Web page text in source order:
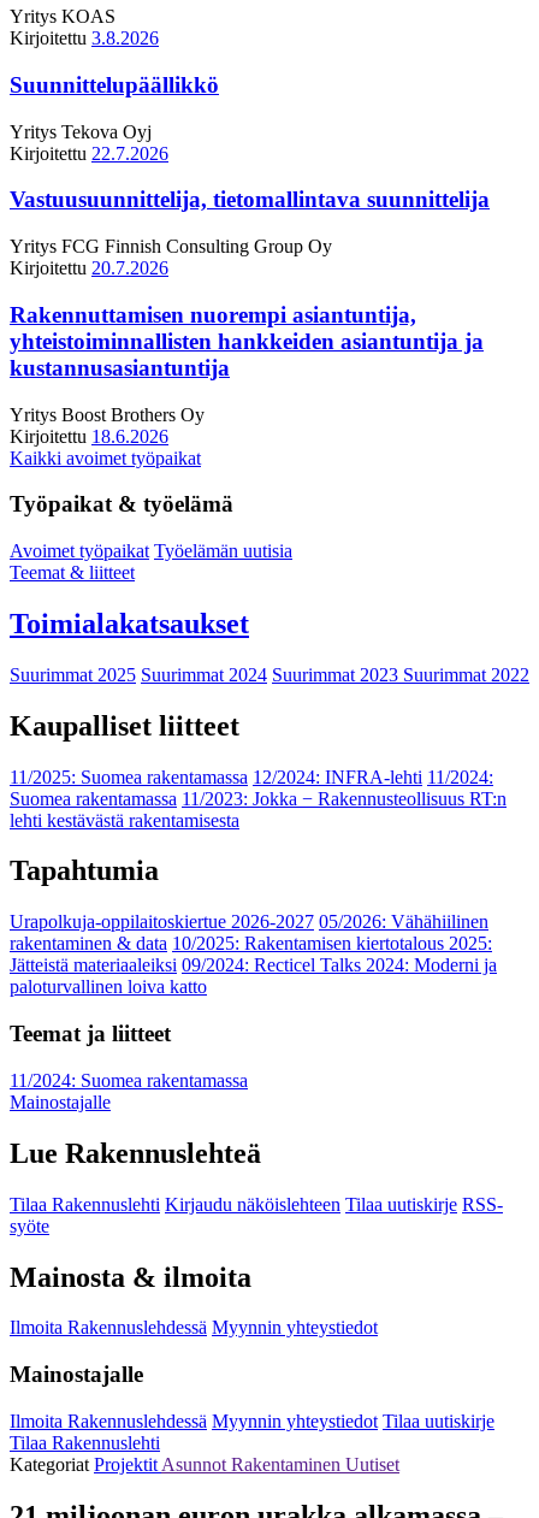
Yritys KOAS
Kirjoitettu 3.8.2026
Suunnittelupäällikkö
Yritys Tekova Oyj
Kirjoitettu 22.7.2026
Vastuusuunnittelija, tietomallintava suunnittelija
Yritys FCG Finnish Consulting Group Oy
Kirjoitettu 20.7.2026
Rakennuttamisen nuorempi asiantuntija,
yhteistoiminnallisten hankkeiden asiantuntija ja
kustannusasiantuntija
Yritys Boost Brothers Oy
Kirjoitettu 18.6.2026
Kaikki avoimet työpaikat
Työpaikat & työelämä
Avoimet työpaikat Työelämän uutisia
Teemat & liitteet
Toimialakatsaukset
Suurimmat 2025 Suurimmat 2024 Suurimmat 2023 Suurimmat 2022
Kaupalliset liitteet
11/2025: Suomea rakentamassa 12/2024: INFRA-lehti 11/2024:
Suomea rakentamassa 11/2023: Jokka − Rakennusteollisuus RT:n
lehti kestävästä rakentamisesta
Tapahtumia
Urapolkuja-oppilaitoskiertue 2026-2027 05/2026: Vähähiilinen
rakentaminen & data 10/2025: Rakentamisen kiertotalous 2025:
Jätteistä materiaaleiksi 09/2024: Recticel Talks 2024: Moderni ja
paloturvallinen loiva katto
Teemat ja liitteet
11/2024: Suomea rakentamassa
Mainostajalle
Lue Rakennuslehteä
Tilaa Rakennuslehti Kirjaudu näköislehteen Tilaa uutiskirje RSS-
syöte
Mainosta & ilmoita
Ilmoita Rakennuslehdessä Myynnin yhteystiedot
Mainostajalle
Ilmoita Rakennuslehdessä Myynnin yhteystiedot Tilaa uutiskirje
Tilaa Rakennuslehti
Kategoriat Projektit Asunnot Rakentaminen Uutiset